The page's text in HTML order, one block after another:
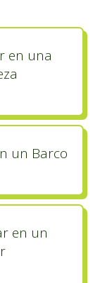
en una
un Barco
en un